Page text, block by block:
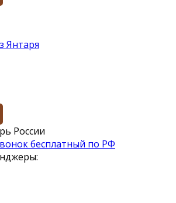
Янтаря
России
бесплатный по РФ